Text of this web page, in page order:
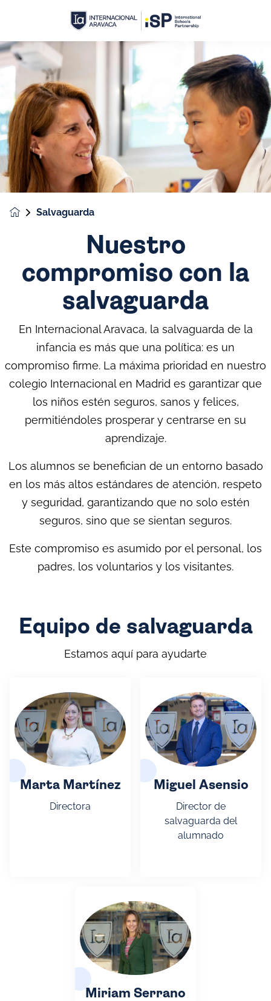
Salvaguarda
Nuestro
compromiso con la
salvaguarda
En Internacional Aravaca, la salvaguarda de la
infancia es más que una política: es un
compromiso firme. La máxima prioridad en nuestro
colegio Internacional en Madrid es garantizar que
los niños estén seguros, sanos y felices,
permitiéndoles prosperar y centrarse en su
aprendizaje.
Los alumnos se benefician de un entorno basado
en los más altos estándares de atención, respeto
y seguridad, garantizando que no solo estén
seguros, sino que se sientan seguros.
Este compromiso es asumido por el personal, los
padres, los voluntarios y los visitantes.
Equipo de salvaguarda
Estamos aquí para ayudarte
Marta Martínez
Directora
Miguel Asensio
Director de
salvaguarda del
alumnado
Miriam Serrano